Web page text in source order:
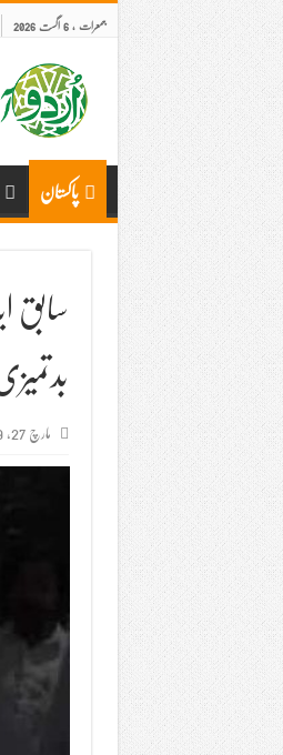
جمعرات , 6 اگست 2026
پاکستان
سابق
مارچ 27, 2019